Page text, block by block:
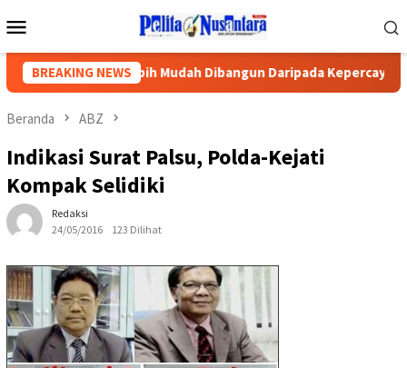
ke
Mobile
BREAKING NEWS
Gedung Lebih Mudah Dibangun Daripada Kepercayaan Publik
Beranda ABZ
Indikasi Surat Palsu, Polda-Kejati
Kompak Selidiki
Redaksi
24/05/2016
123 Dilihat